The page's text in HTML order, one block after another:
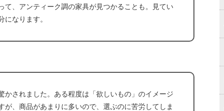
て、アンティーク調の家具が見つかることも。見てい
になります。
かされました。ある程度は「欲しいもの」のイメージ
が、商品があまりに多いので、選ぶのに苦労してしま